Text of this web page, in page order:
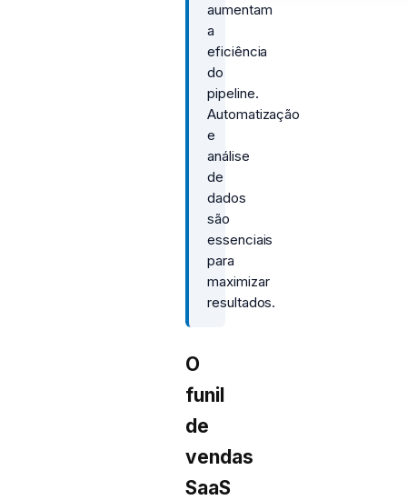
aumentam
a
eficiência
do
pipeline.
Automatização
e
análise
de
dados
são
essenciais
para
maximizar
resultados.
O
funil
de
vendas
SaaS